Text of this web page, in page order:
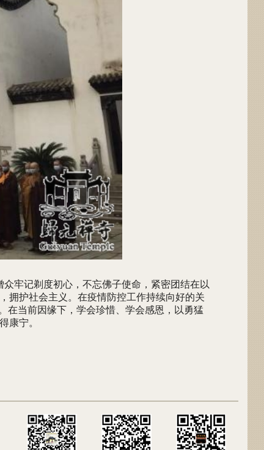
牢记剃度初心，不忘佛子使命，紧密团结在以
拥护社会主义。在疫情防控工作持续向好的关
在当前因缘下，学会珍惜、学会感恩，以勇猛
康宁。